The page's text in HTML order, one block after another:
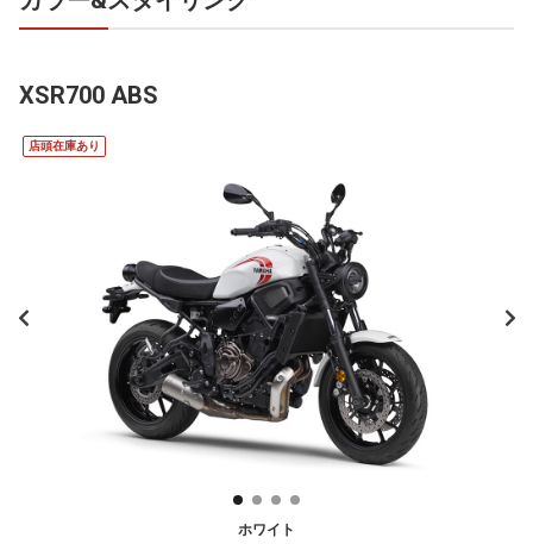
XSR700 ABS
店頭在庫あり
ホワイト